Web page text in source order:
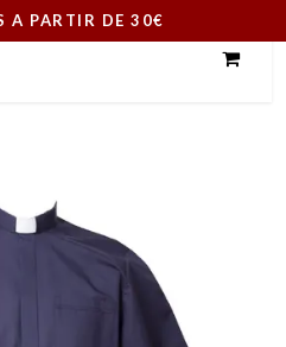
A PARTIR DE 30€